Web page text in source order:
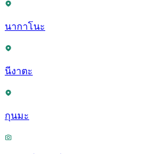
นากาโนะ
นีงาตะ
กุนมะ